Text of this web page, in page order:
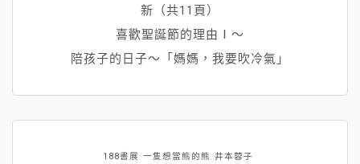
新（共11頁）
喜歡聖誕節的理由Ⅰ～
陪孩子的日子～「媽媽，我要吹冷氣」
188書展 一隻想當熊的熊 井本蓉子